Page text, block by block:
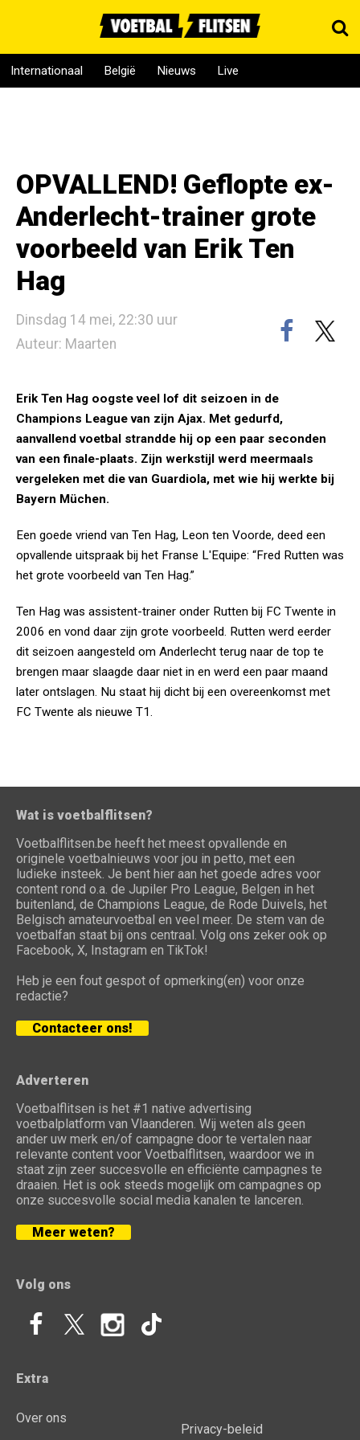
Internationaal België Nieuws Live
OPVALLEND! Geflopte ex-
Anderlecht-trainer grote
voorbeeld van Erik Ten
Hag
Dinsdag 14 mei, 22:30 uur
Auteur: Maarten
Erik Ten Hag oogste veel lof dit seizoen in de
Champions League van zijn Ajax. Met gedurfd,
aanvallend voetbal strandde hij op een paar seconden
van een finale-plaats. Zijn werkstijl werd meermaals
vergeleken met die van Guardiola, met wie hij werkte bij
Bayern Müchen.
Een goede vriend van Ten Hag, Leon ten Voorde, deed een
opvallende uitspraak bij het Franse L'Equipe: “Fred Rutten was
het grote voorbeeld van Ten Hag.”
Ten Hag was assistent-trainer onder Rutten bij FC Twente in
2006 en vond daar zijn grote voorbeeld. Rutten werd eerder
dit seizoen aangesteld om Anderlecht terug naar de top te
brengen maar slaagde daar niet in en werd een paar maand
later ontslagen. Nu staat hij dicht bij een overeenkomst met
FC Twente als nieuwe T1.
Wat is voetbalflitsen?
Voetbalflitsen.be heeft het meest opvallende en
originele voetbalnieuws voor jou in petto, met een
ludieke insteek. Je bent hier aan het goede adres voor
content rond o.a. de Jupiler Pro League, Belgen in het
buitenland, de Champions League, de Rode Duivels, het
Belgisch amateurvoetbal en veel meer. De stem van de
voetbalfan staat bij ons centraal. Volg ons zeker ook op
Facebook, X, Instagram en TikTok!
Heb je een fout gespot of opmerking(en) voor onze
redactie?
Contacteer ons!
Adverteren
Voetbalflitsen is het #1 native advertising
voetbalplatform van Vlaanderen. Wij weten als geen
ander uw merk en/of campagne door te vertalen naar
relevante content voor Voetbalflitsen, waardoor we in
staat zijn zeer succesvolle en efficiënte campagnes te
draaien. Het is ook steeds mogelijk om campagnes op
onze succesvolle social media kanalen te lanceren.
Meer weten?
Volg ons
Extra
Over ons
Privacy-beleid